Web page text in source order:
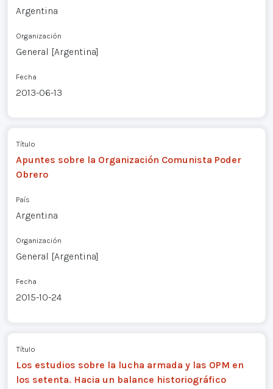
Argentina
Organización
General [Argentina]
Fecha
2013-06-13
Título
Apuntes sobre la Organización Comunista Poder
Obrero
País
Argentina
Organización
General [Argentina]
Fecha
2015-10-24
Título
Los estudios sobre la lucha armada y las OPM en
los setenta. Hacia un balance historiográfico